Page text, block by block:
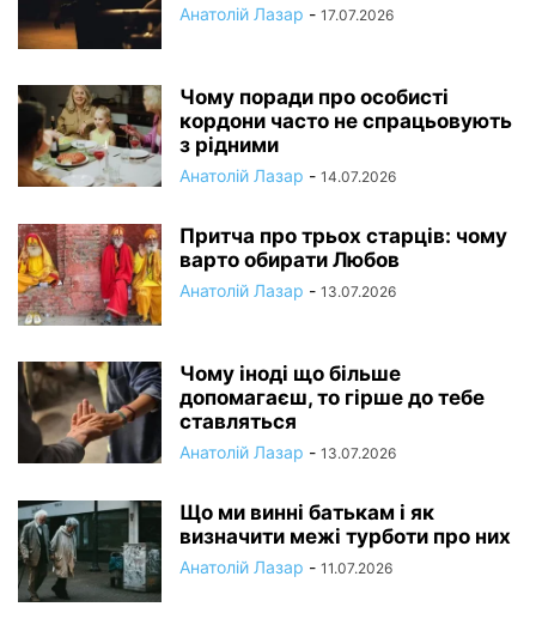
Анатолій Лазар - 17.07.2026
Чому поради про особисті
кордони часто не спрацьовують
з рідними
Анатолій Лазар - 14.07.2026
Притча про трьох старців: чому
варто обирати Любов
Анатолій Лазар - 13.07.2026
Чому іноді що більше
допомагаєш, то гірше до тебе
ставляться
Анатолій Лазар - 13.07.2026
Що ми винні батькам і як
визначити межі турботи про них
Анатолій Лазар - 11.07.2026